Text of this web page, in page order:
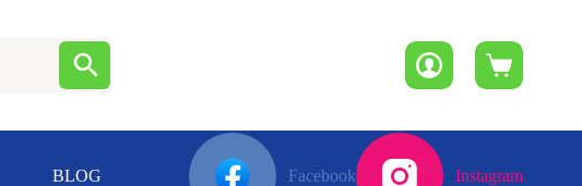
Winkelwagen
BLOG Facebook Instagram